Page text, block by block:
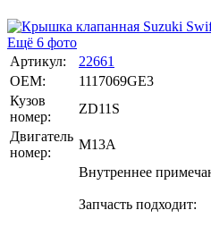
Ещё 6 фото
Артикул:
22661
OEM:
1117069GE3
Кузов
номер:
ZD11S
Двигатель
номер:
M13A
Внутреннее
Запчасть подходит: